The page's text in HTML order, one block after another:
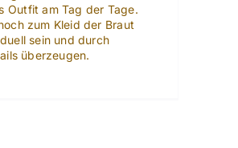
Outfit am Tag der Tage.
zum Kleid der Braut
sein und durch
überzeugen.